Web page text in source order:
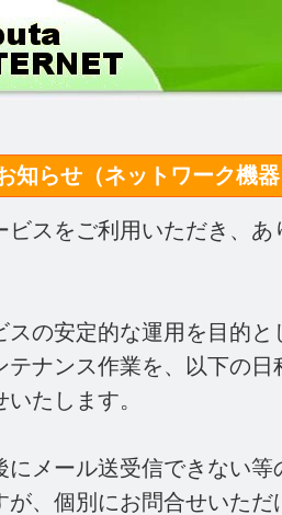
知らせ（ネットワーク機器
ビスをご利用いただき、あ
スの安定的な運用を目的と
テナンス作業を、以下の日
たします。
にメール送受信できない
が、個別にお問合せいただ